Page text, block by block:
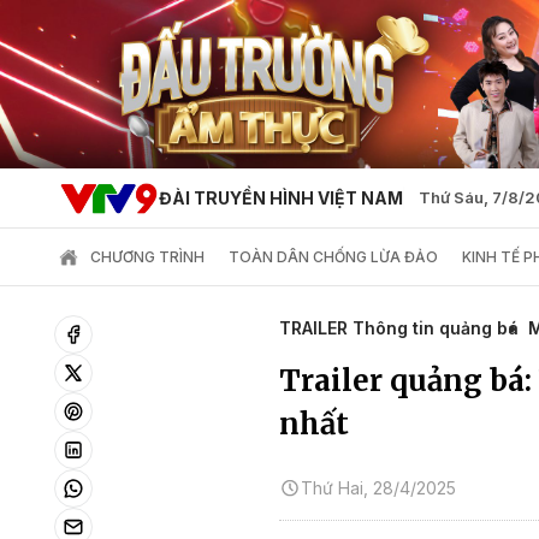
ĐÀI TRUYỀN HÌNH VIỆT NAM Thứ Sáu, 7/8/
CHƯƠNG TRÌNH TOÀN DÂN CHỐNG LỪA ĐẢO KINH TẾ
TRAILER Thông tin quảng bá
Trailer quảng
nhất
Thứ Hai, 28/4/2025